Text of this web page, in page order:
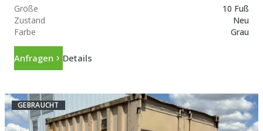
Größe
10 Fuß
Zustand
Neu
Farbe
Grau
Anfragen Details
GEBRAUCHT